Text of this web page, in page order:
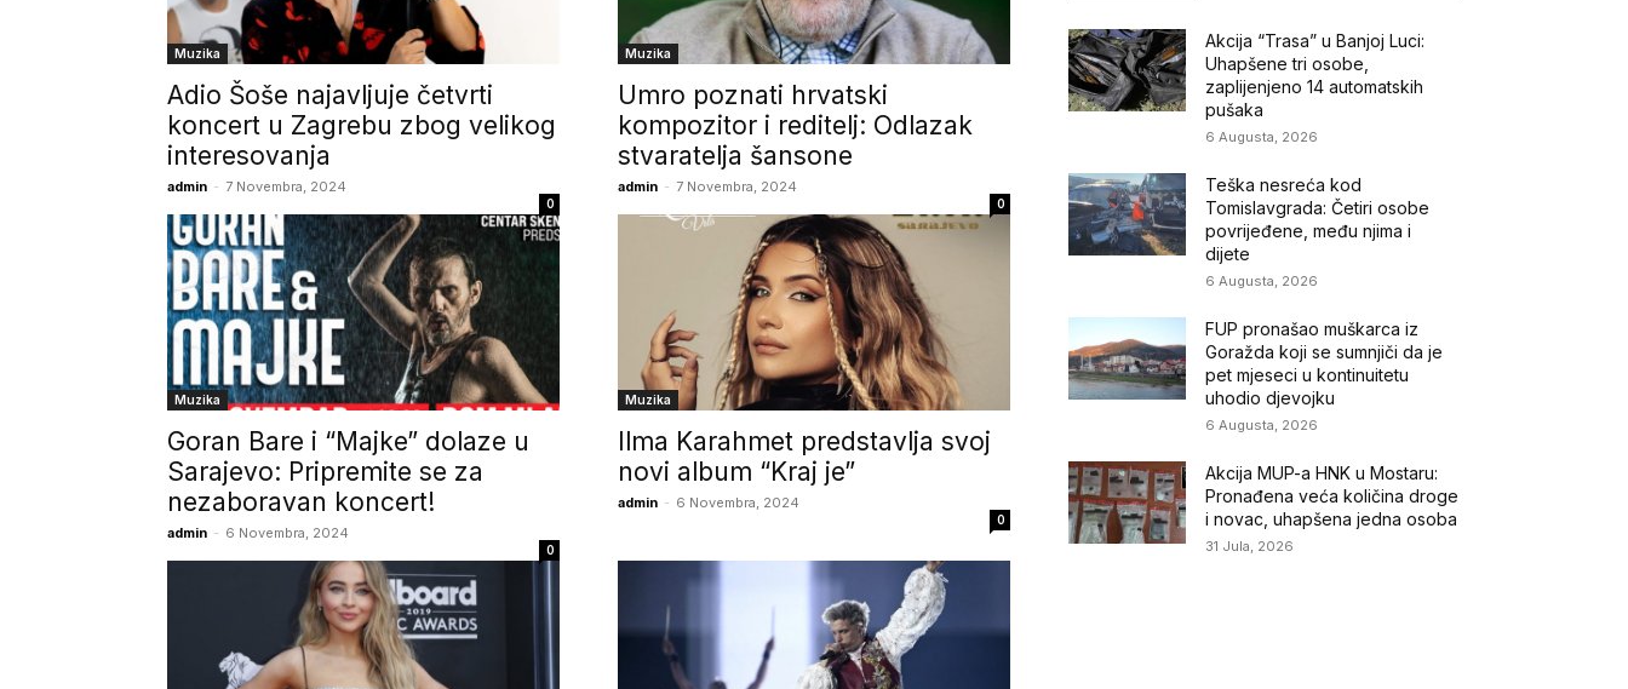
Muzika
Adio Šoše najavljuje četvrti
koncert u Zagrebu zbog velikog
interesovanja
admin - 7 Novembra, 2024
0
Muzika
Umro poznati hrvatski
kompozitor i reditelj: Odlazak
stvaratelja šansone
admin - 7 Novembra, 2024
0
Muzika
Goran Bare i “Majke” dolaze u
Sarajevo: Pripremite se za
nezaboravan koncert!
admin - 6 Novembra, 2024
0
Muzika
Ilma Karahmet predstavlja svoj
novi album “Kraj je”
admin - 6 Novembra, 2024
0
Akcija “Trasa” u Banjoj Luci:
Uhapšene tri osobe,
zaplijenjeno 14 automatskih
pušaka
6 Augusta, 2026
Teška nesreća kod
Tomislavgrada: Četiri osobe
povrijeđene, među njima i
dijete
6 Augusta, 2026
FUP pronašao muškarca iz
Goražda koji se sumnjiči da je
pet mjeseci u kontinuitetu
uhodio djevojku
6 Augusta, 2026
Akcija MUP-a HNK u Mostaru:
Pronađena veća količina droge
i novac, uhapšena jedna osoba
31 Jula, 2026